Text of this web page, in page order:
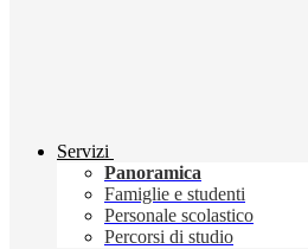
Servizi
Panoramica
Famiglie e studenti
Personale scolastico
Percorsi di studio